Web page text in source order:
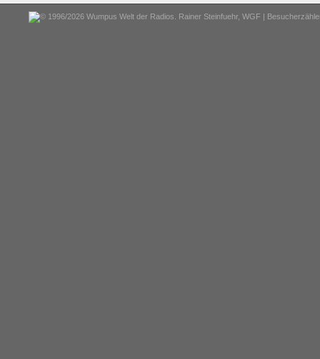
© 1996/2026 Wumpus Welt der Radios. Rainer Steinfuehr, WGF |